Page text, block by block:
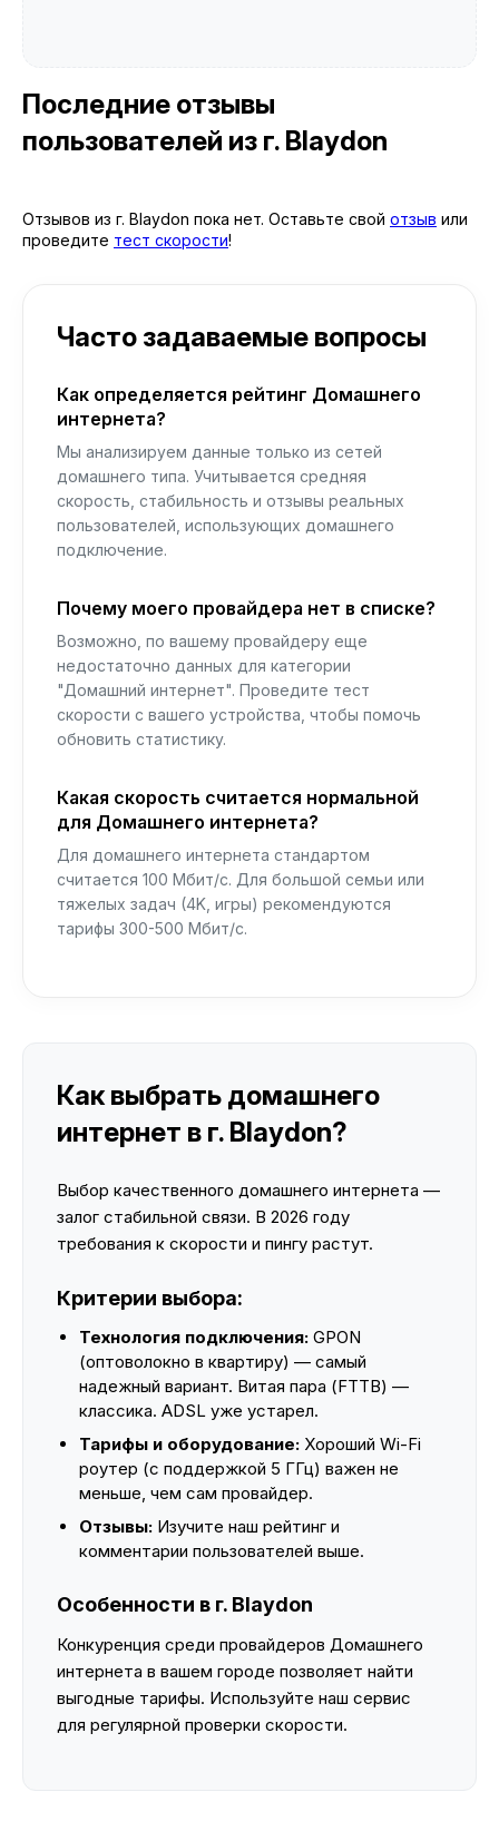
Последние отзывы
пользователей из г. Blaydon
Отзывов из г. Blaydon пока нет. Оставьте свой отзыв или
проведите тест скорости!
Часто задаваемые вопросы
Как определяется рейтинг Домашнего
интернета?
Мы анализируем данные только из сетей
домашнего типа. Учитывается средняя
скорость, стабильность и отзывы реальных
пользователей, использующих домашнего
подключение.
Почему моего провайдера нет в списке?
Возможно, по вашему провайдеру еще
недостаточно данных для категории
"Домашний интернет". Проведите тест
скорости с вашего устройства, чтобы помочь
обновить статистику.
Какая скорость считается нормальной
для Домашнего интернета?
Для домашнего интернета стандартом
считается 100 Мбит/с. Для большой семьи или
тяжелых задач (4K, игры) рекомендуются
тарифы 300-500 Мбит/с.
Как выбрать домашнего
интернет в г. Blaydon?
Выбор качественного домашнего интернета —
залог стабильной связи. В 2026 году
требования к скорости и пингу растут.
Критерии выбора:
Технология подключения: GPON
(оптоволокно в квартиру) — самый
надежный вариант. Витая пара (FTTB) —
классика. ADSL уже устарел.
Тарифы и оборудование: Хороший Wi-Fi
роутер (с поддержкой 5 ГГц) важен не
меньше, чем сам провайдер.
Отзывы: Изучите наш рейтинг и
комментарии пользователей выше.
Особенности в г. Blaydon
Конкуренция среди провайдеров Домашнего
интернета в вашем городе позволяет найти
выгодные тарифы. Используйте наш сервис
для регулярной проверки скорости.